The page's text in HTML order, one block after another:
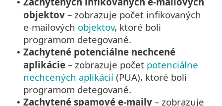
•
objektov – zobrazuje počet infikovaných
e-mailových objektov, ktoré boli
programom detegované.
• Zachytené potenciálne nechcené
aplikácie – zobrazuje počet potenciálne
nechcených aplikácií (PUA), ktoré boli
programom detegované.
• Zachytené spamové e‑maily – zobrazuje